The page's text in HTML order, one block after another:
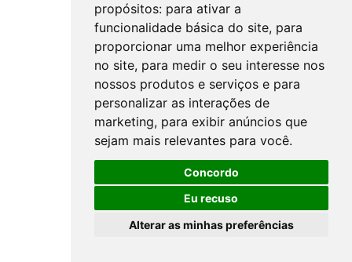
propósitos: para ativar a
funcionalidade básica do site, para
proporcionar uma melhor experiência
no site, para medir o seu interesse nos
nossos produtos e serviços e para
personalizar as interações de
marketing, para exibir anúncios que
sejam mais relevantes para você.
Concordo
Eu recuso
Alterar as minhas preferências